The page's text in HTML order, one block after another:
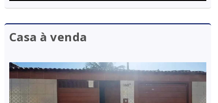
Casa à venda